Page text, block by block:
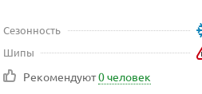
Сезонность
Шипы
Рекомендуют0 человек